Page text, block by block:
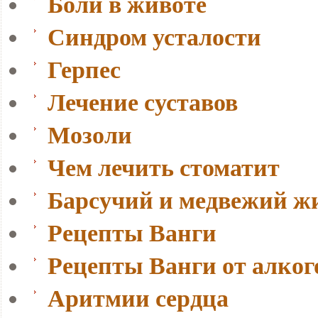
Синдром усталости
Герпес
Лечение суставов
Мозоли
Чем лечить стоматит
Барсучий и медвежий
Рецепты Ванги
Рецепты Ванги от
Аритмии сердца